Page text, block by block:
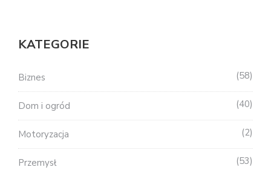
KATEGORIE
Biznes 58
Dom i ogród 40
Motoryzacja 2
Przemysł 53